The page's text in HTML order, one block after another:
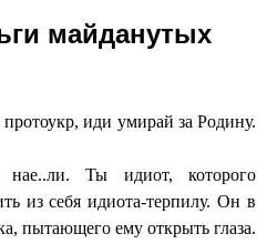
майданутых
иди умирай за Родину.
Ты идиот, которого
из себя идиота-терпилу. Он в
пытающего ему открыть глаза.